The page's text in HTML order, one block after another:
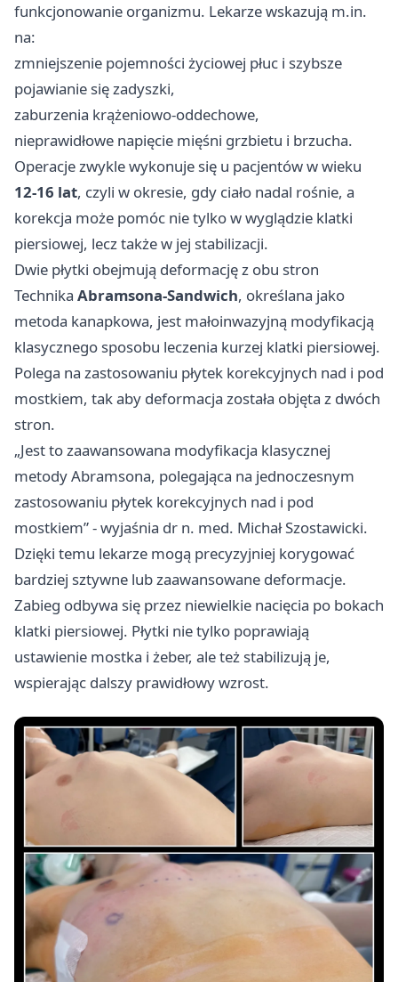
funkcjonowanie organizmu. Lekarze wskazują m.in.
na:
zmniejszenie pojemności życiowej płuc i szybsze
pojawianie się zadyszki,
zaburzenia krążeniowo-oddechowe,
nieprawidłowe napięcie mięśni grzbietu i brzucha.
Operacje zwykle wykonuje się u pacjentów w wieku
12-16 lat, czyli w okresie, gdy ciało nadal rośnie, a
korekcja może pomóc nie tylko w wyglądzie klatki
piersiowej, lecz także w jej stabilizacji.
Dwie płytki obejmują deformację z obu stron
Technika Abramsona-Sandwich, określana jako
metoda kanapkowa, jest małoinwazyjną modyfikacją
klasycznego sposobu leczenia kurzej klatki piersiowej.
Polega na zastosowaniu płytek korekcyjnych nad i pod
mostkiem, tak aby deformacja została objęta z dwóch
stron.
„Jest to zaawansowana modyfikacja klasycznej
metody Abramsona, polegająca na jednoczesnym
zastosowaniu płytek korekcyjnych nad i pod
mostkiem” - wyjaśnia dr n. med. Michał Szostawicki.
Dzięki temu lekarze mogą precyzyjniej korygować
bardziej sztywne lub zaawansowane deformacje.
Zabieg odbywa się przez niewielkie nacięcia po bokach
klatki piersiowej. Płytki nie tylko poprawiają
ustawienie mostka i żeber, ale też stabilizują je,
wspierając dalszy prawidłowy wzrost.